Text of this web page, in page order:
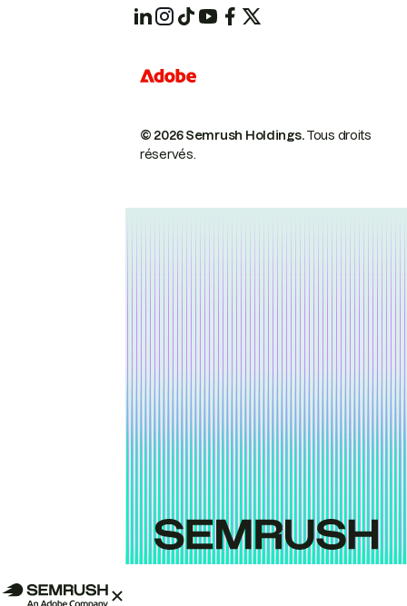
© 2026 Semrush Holdings.Tous droits
réservés.